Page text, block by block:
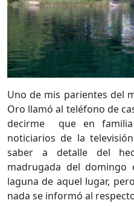
Uno de mis parientes del
Oro llamó al teléfono de
decirme que en
noticiarios de la
saber a detalle del
madrugada del domingo
laguna de aquel lugar,
nada se informó al